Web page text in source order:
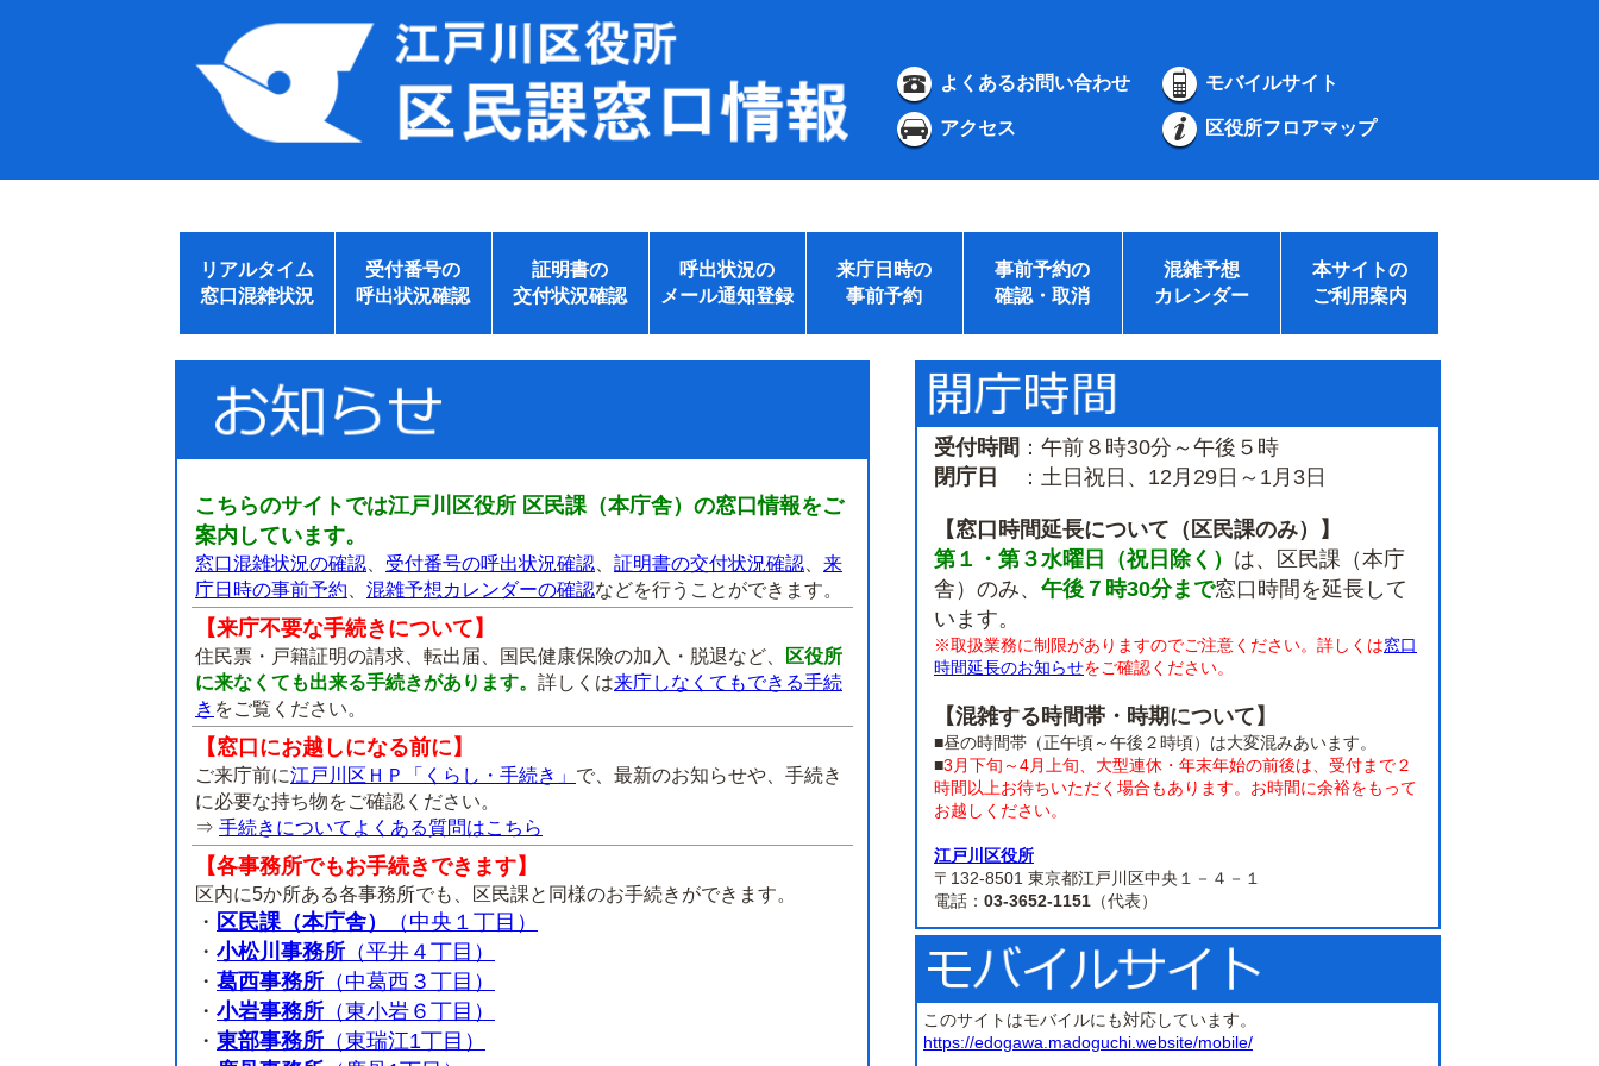
よくあるお問い合わせ モバイルサイト
アクセス 区役所フロアマップ
リアルタイム
窓口混雑状況
受付番号の
呼出状況確認
証明書の
交付状況確認
呼出状況の
メール通知登録
来庁日時の
事前予約
事前予約の
確認・取消
混雑予想
カレンダー
本サイトの
ご利用案内
こちらのサイトでは江戸川区役所 区民課（本庁舎）の窓口情報をご
案内しています。
窓口混雑状況の確認 受付番号の呼出状況確認 証明書の交付状況確認
来
庁日時の事前予約
混雑予想カレンダーの確認などを行うことができます。
【来庁不要な手続きについて】
住民票・戸籍証明の請求、転出届、国民健康保険の加入・脱退など、
区役所
に来なくても出来る手続きがあります。 詳しくは来庁しなくてもできる手続
き をご覧ください。
【窓口にお越しになる前に】
ご来庁前に江戸川区ＨＰ「くらし・手続き」 で、最新のお知らせや、手続き
に必要な持ち物をご確認ください。
⇒ 手続きについてよくある質問はこちら
【各事務所でもお手続きできます】
区内に5か所ある各事務所でも、区民課と同様のお手続きができます。
・ 区民課（本庁舎）
（中央１丁目）
・ 小松川事務所 （平井４丁目）
・ 葛西事務所 （中葛西３丁目）
・ 小岩事務所 （東小岩６丁目）
・ 東部事務所 （東瑞江1丁目）
受付時間 ：午前８時30分～午後５時
閉庁日
：土日祝日、12月29日～1月3日
【窓口時間延長について（区民課のみ）】
第１・第３水曜日（祝日除く） は、区民課（本庁
舎）のみ、 午後７時30分まで窓口時間を延長して
います。
※取扱業務に制限がありますのでご注意ください。詳しくは窓口
時間延長のお知らせをご確認ください。
【混雑する時間帯・時期について】
■昼の時間帯（正午頃～午後２時頃）は大変混みあいます。
■3月下旬～4月上旬、大型連休・年末年始の前後は、受付まで２
時間以上お待ちいただく場合もあります。お時間に余裕をもって
お越しください。
江戸川区役所
〒132-8501 東京都江戸川区中央１－４－１
電話： 03-3652-1151 （代表）
このサイトはモバイルにも対応しています。
https://edogawa.madoguchi.website/mobile/